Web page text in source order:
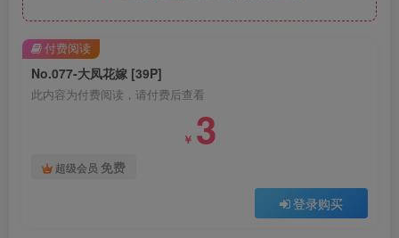
No.077-大凤花嫁 [39P]
此内容为付费阅读，请付费后查看
￥ 3
超级会员 免费
登录购买
付费阅读